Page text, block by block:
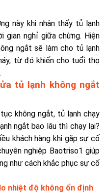
này khi nhận thấy tủ lạnh
gian nghỉ giữa chừng. Hiện
ngắt sẽ làm cho tủ lạnh
từ đó khiến cho tuổi thọ
tủ lạnh không ngắt
không ngắt, tủ lạnh chạy
ngắt bao lâu thì chạy lại?
khách hàng khi gặp sự cố
nghiệp Baotriso1 giúp
như cách khắc phục sự cố
nhiệt độ không ổn định